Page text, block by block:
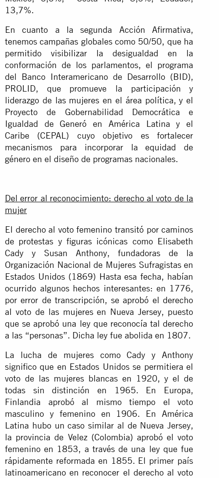
13,7%.
En cuanto a la segunda Acción Afirmativa,
tenemos campañas globales como 50/50, que ha
permitido visibilizar la desigualdad en la
conformación de los parlamentos, el programa
del Banco Interamericano de Desarrollo (BID),
PROLID, que promueve la participación y
liderazgo de las mujeres en el área política, y el
Proyecto de Gobernabilidad Democrática e
Igualdad de Generó en América Latina y el
Caribe (CEPAL) cuyo objetivo es fortalecer
mecanismos para incorporar la equidad de
género en el diseño de programas nacionales.
Del error al reconocimiento: derecho al voto de la
mujer
El derecho al voto femenino transitó por caminos
de protestas y figuras icónicas como Elisabeth
Cady y Susan Anthony, fundadoras de la
Organización Nacional de Mujeres Sufragistas en
Estados Unidos (1869) Hasta esa fecha, habían
ocurrido algunos hechos interesantes: en 1776,
por error de transcripción, se aprobó el derecho
al voto de las mujeres en Nueva Jersey, puesto
que se aprobó una ley que reconocía tal derecho
a las “personas”. Dicha ley fue abolida en 1807.
La lucha de mujeres como Cady y Anthony
significo que en Estados Unidos se permitiera el
voto de las mujeres blancas en 1920, y el de
todas sin distinción en 1965. En Europa,
Finlandia aprobó al mismo tiempo el voto
masculino y femenino en 1906. En América
Latina hubo un caso similar al de Nueva Jersey,
la provincia de Velez (Colombia) aprobó el voto
femenino en 1853, a través de una ley que fue
rápidamente reformada en 1855. El primer país
latinoamericano en reconocer el derecho al voto